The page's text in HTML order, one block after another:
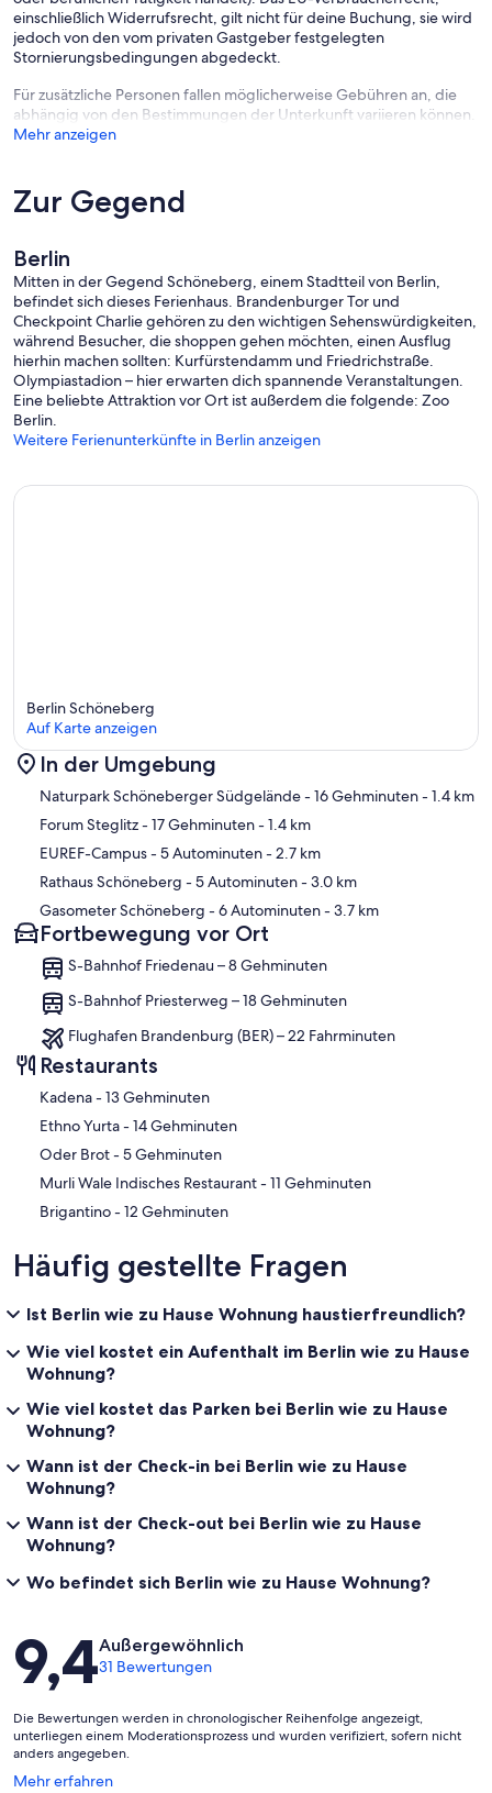
einschließlich Widerrufsrecht, gilt nicht für deine Buchung, sie wird
jedoch von den vom privaten Gastgeber festgelegten
Stornierungsbedingungen abgedeckt.
Für zusätzliche Personen fallen möglicherweise Gebühren an, die
abhängig von den Bestimmungen der Unterkunft variieren können.
Mehr anzeigen
Zur Gegend
Berlin
Mitten in der Gegend Schöneberg, einem Stadtteil von Berlin,
befindet sich dieses Ferienhaus. Brandenburger Tor und
Checkpoint Charlie gehören zu den wichtigen Sehenswürdigkeiten,
während Besucher, die shoppen gehen möchten, einen Ausflug
hierhin machen sollten: Kurfürstendamm und Friedrichstraße.
Olympiastadion – hier erwarten dich spannende Veranstaltungen.
Eine beliebte Attraktion vor Ort ist außerdem die folgende: Zoo
Berlin.
Weitere Ferienunterkünfte in Berlin anzeigen
Karte
Berlin Schöneberg
Auf Karte anzeigen
In der Umgebung
Naturpark Schöneberger Südgelände- 16 Gehminuten- 1.4 km
Forum Steglitz- 17 Gehminuten- 1.4 km
EUREF-Campus- 5 Autominuten- 2.7 km
Rathaus Schöneberg - 5 Autominuten- 3.0 km
Gasometer Schöneberg - 6 Autominuten- 3.7 km
Fortbewegung vor Ort
S-Bahnhof Friedenau – 8 Gehminuten
S-Bahnhof Priesterweg – 18 Gehminuten
Flughafen Brandenburg (BER) – 22 Fahrminuten
Restaurants
‪Kadena - ‬13 Gehminuten
‪Ethno Yurta - ‬14 Gehminuten
‪Oder Brot - ‬5 Gehminuten
‪Murli Wale Indisches Restaurant - ‬11 Gehminuten
‪Brigantino - ‬12 Gehminuten
Häufig gestellte Fragen
Ist Berlin wie zu Hause Wohnung haustierfreundlich?
Wie viel kostet ein Aufenthalt im Berlin wie zu Hause
Wohnung?
Wie viel kostet das Parken bei Berlin wie zu Hause
Wohnung?
Wann ist der Check-in bei Berlin wie zu Hause
Wohnung?
Wann ist der Check-out bei Berlin wie zu Hause
Wohnung?
Wo befindet sich Berlin wie zu Hause Wohnung?
Bewertungen
9,4Außergewöhnlich
31 Bewertungen
Die Bewertungen werden in chronologischer Reihenfolge angezeigt,
unterliegen einem Moderationsprozess und wurden verifiziert, sofern nicht
anders angegeben.
Mehr erfahren
Wird